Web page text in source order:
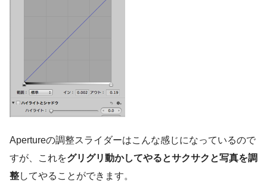
Apertureの調整スライダーはこんな感じになっているので
すが、これをグリグリ動かしてやるとサクサクと写真を調
整してやることができます。